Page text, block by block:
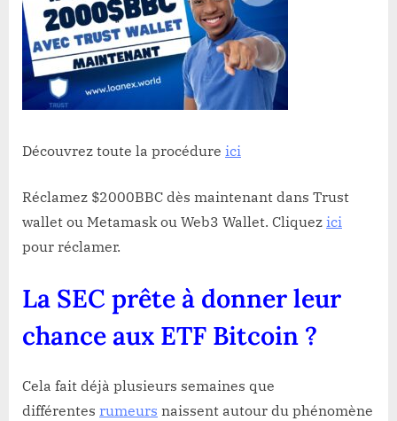
Découvrez toute la procédure ici
Réclamez $2000BBC dès maintenant dans Trust
wallet ou Metamask ou Web3 Wallet. Cliquez ici
pour réclamer.
La SEC prête à donner leur
chance aux ETF Bitcoin ?
Cela fait déjà plusieurs semaines que
différentes rumeurs naissent autour du phénomène